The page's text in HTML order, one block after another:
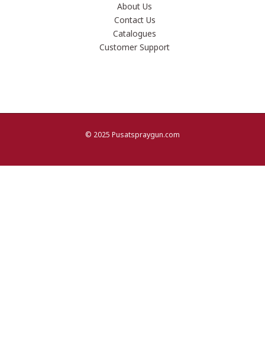
About Us
Contact Us
Catalogues
Customer Support
© 2025 Pusatspraygun.com